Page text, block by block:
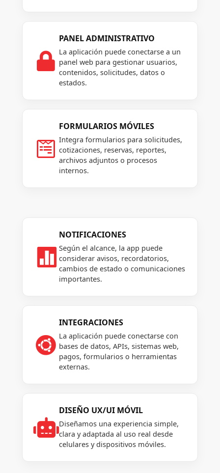

PANEL ADMINISTRATIVO
La aplicación puede conectarse a un
panel web para gestionar usuarios,
contenidos, solicitudes, datos o
estados.

FORMULARIOS MÓVILES
Integra formularios para solicitudes,
cotizaciones, reservas, reportes,
archivos adjuntos o procesos
internos.

NOTIFICACIONES
Según el alcance, la app puede
considerar avisos, recordatorios,
cambios de estado o comunicaciones
importantes.

INTEGRACIONES
La aplicación puede conectarse con
bases de datos, APIs, sistemas web,
pagos, formularios o herramientas
externas.

DISEÑO UX/UI MÓVIL
Diseñamos una experiencia simple,
clara y adaptada al uso real desde
celulares y dispositivos móviles.